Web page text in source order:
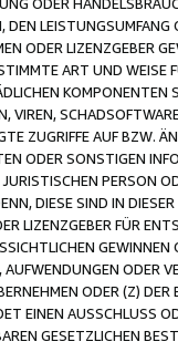
DEN
ODER LIZENZGEBER
ART UND
VIREN,
ZUGRIFFE AUF BZW.
ODER SONSTIGEN
PERSON
DIESE SIND IN
LIZENZGEBER FÜR
ODER
ODER (Z)
EINEN AUSSCHLUSS
GESETZLICHEN